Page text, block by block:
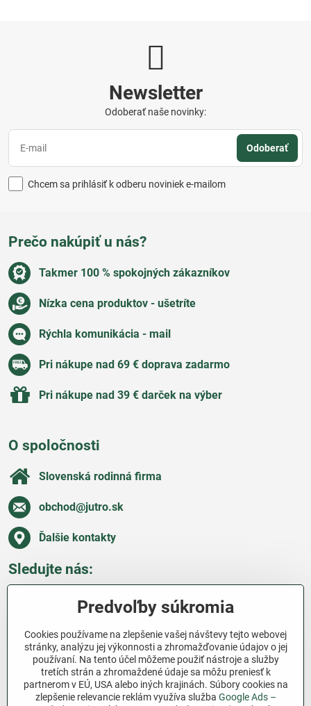
Newsletter
Odoberať naše novinky:
Odoberať
Chcem sa prihlásiť k odberu noviniek e-mailom
Prečo nakúpiť u nás?
Takmer 100 % spokojných zákazníkov
Nízka cena produktov - ušetríte
Rýchla komunikácia - mail
Pri nákupe nad 69 € doprava zadarmo
Pri nákupe nad 39 € darček na výber
O spoločnosti
Slovenská rodinná firma
obchod​@jutro​.sk
Ďalšie kontakty
Sledujte nás:
Všetko o nákupe
Ďakujeme za podporu
Sme slovenský e-shop bez dotácií​. Fungujeme len
Predvoľby súkromia
Cookies používame na zlepšenie vašej návštevy tejto webovej
stránky, analýzu jej výkonnosti a zhromažďovanie údajov o jej
používaní. Na tento účel môžeme použiť nástroje a služby
tretích strán a zhromaždené údaje sa môžu preniesť k
partnerom v EÚ, USA alebo iných krajinách. Súbory cookies na
zlepšenie relevancie reklám využíva služba Google Ads –